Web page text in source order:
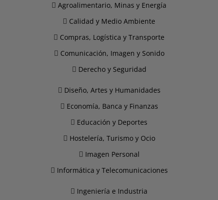
Agroalimentario, Minas y Energía
Calidad y Medio Ambiente
Compras, Logística y Transporte
Comunicación, Imagen y Sonido
Derecho y Seguridad
Diseño, Artes y Humanidades
Economía, Banca y Finanzas
Educación y Deportes
Hostelería, Turismo y Ocio
Imagen Personal
Informática y Telecomunicaciones
Ingeniería e Industria